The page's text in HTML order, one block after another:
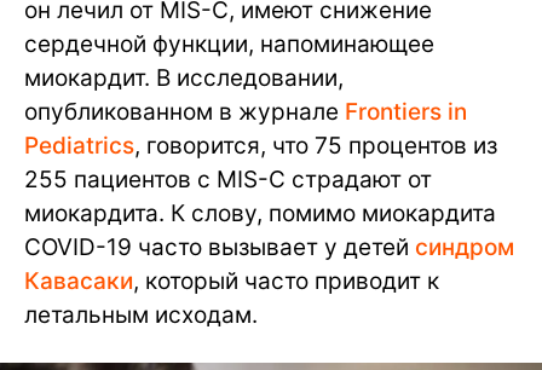
он лечил от MIS-C, имеют снижение
сердечной функции, напоминающее
миокардит. В исследовании,
опубликованном в журнале Frontiers in
Pediatrics, говорится, что 75 процентов из
255 пациентов с MIS-C страдают от
миокардита. К слову, помимо миокардита
COVID-19 часто вызывает у детей синдром
Кавасаки, который часто приводит к
летальным исходам.